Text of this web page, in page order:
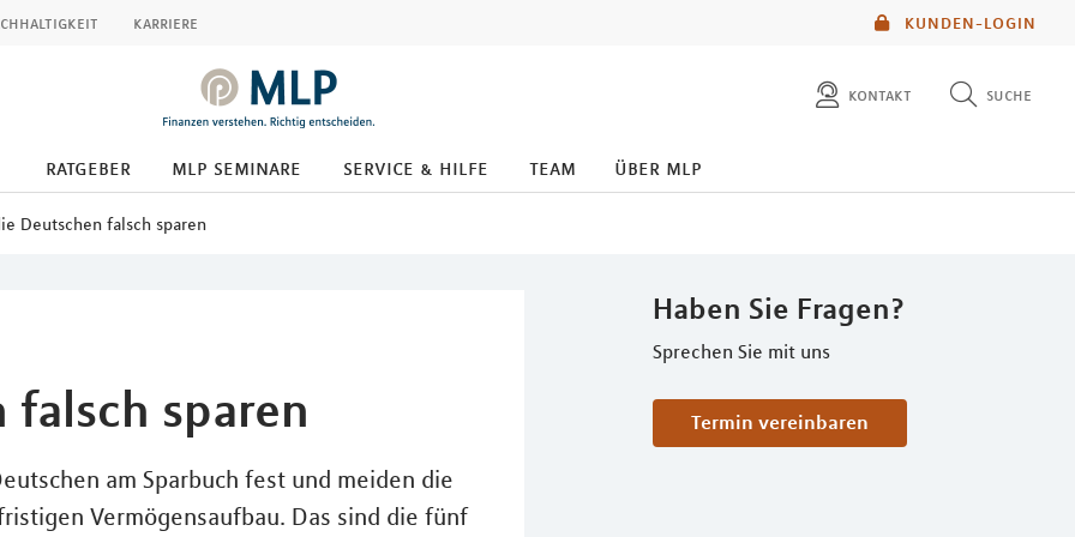
KUNDEN-LOGIN
karriere
kontakt suche
ratgeber mlp seminare service & hilfe team über mlp
Deutschen falsch sparen
sparen
am Sparbuch fest und meiden die
Vermögensaufbau. Das sind die fünf
Haben Sie Fragen?
Sprechen Sie mit uns
Termin vereinbaren